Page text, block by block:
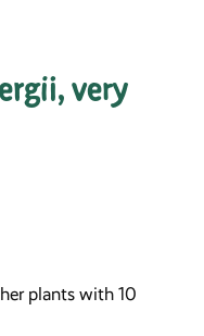
very
plants with 10